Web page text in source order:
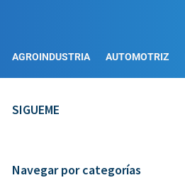
AGROINDUSTRIA AUTOMOTRIZ
SIGUEME
Navegar por categorías